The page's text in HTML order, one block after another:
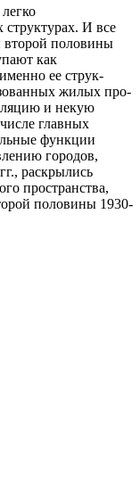
структурах. И все
второй половины
как
ее струк­
жилых про­
и некую
главных
функции
городов,
раскрылись
пространства,
половины 1930-